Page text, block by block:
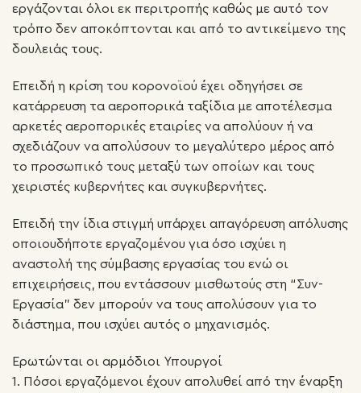
εργάζονται όλοι εκ περιτροπής καθώς με αυτό τον
τρόπο δεν αποκόπτονται και από το αντικείμενο της
δουλειάς τους.
Επειδή η κρίση του κορονοϊού έχει οδηγήσει σε
κατάρρευση τα αεροπορικά ταξίδια με αποτέλεσμα
αρκετές αεροπορικές εταιρίες να απολύουν ή να
σχεδιάζουν να απολύσουν το μεγαλύτερο μέρος από
το προσωπικό τους μεταξύ των οποίων και τους
χειριστές κυβερνήτες και συγκυβερνήτες.
Επειδή την ίδια στιγμή υπάρχει απαγόρευση απόλυσης
οποιουδήποτε εργαζομένου για όσο ισχύει η
αναστολή της σύμβασης εργασίας του ενώ οι
επιχειρήσεις, που εντάσσουν μισθωτούς στη “Συν-
Εργασία” δεν μπορούν να τους απολύσουν για το
διάστημα, που ισχύει αυτός ο μηχανισμός.
Ερωτώνται οι αρμόδιοι Υπουργοί
1. Πόσοι εργαζόμενοι έχουν απολυθεί από την έναρξη